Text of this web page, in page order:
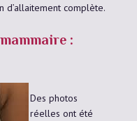
d’allaitement complète.
:
Des photos
réelles ont été